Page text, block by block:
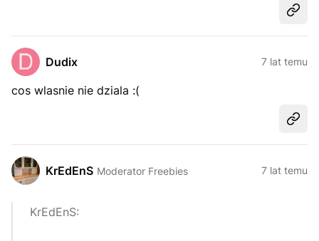
Dudix 7 lat temu
cos wlasnie nie dziala :(
KrEdEnS Moderator Freebies 7 lat temu
KrEdEnS: